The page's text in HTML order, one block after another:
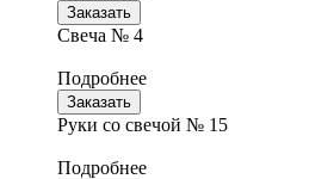
Заказать
Свеча № 4
Подробнее
Заказать
Руки со свечой № 15
Подробнее